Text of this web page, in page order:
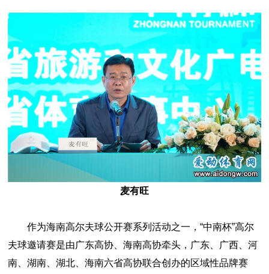
麦有旺
作为海南高尔夫球公开赛系列活动之一，“中南杯”高尔
夫球邀请赛是由广东高协、海南高协牵头，广东、广西、河
南、湖南、湖北、海南六省高协联合创办的区域性品牌赛